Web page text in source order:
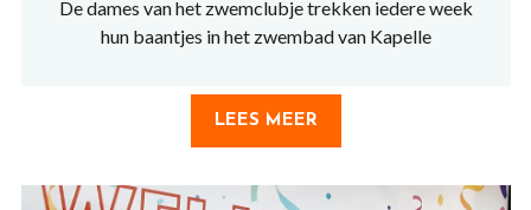
De dames van het zwemclubje trekken iedere week
hun baantjes in het zwembad van Kapelle
LEES MEER